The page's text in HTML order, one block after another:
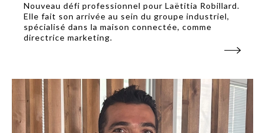
Nouveau défi professionnel pour Laëtitia Robillard.
Elle fait son arrivée au sein du groupe industriel,
spécialisé dans la maison connectée, comme
directrice marketing.